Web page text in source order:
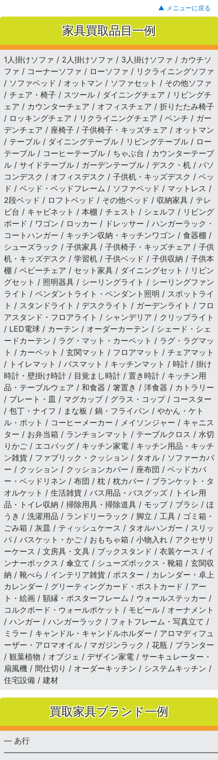
▲ メニューに戻る
家具買取品目一例
1人掛けソファ / 2人掛けソファ / 3人掛けソファ / カウチソ
ファ / コーナーソファ / ローソファ / リクライニングソファ
/ ソファベッド / オットマン / ソファセット / その他ソファ
/ チェア・椅子 / スツール / ダイニングチェア / リビングチ
ェア / カウンターチェア / オフィスチェア / 折りたたみ椅子
/ ロッキングチェア / リクライニングチェア / ベンチ / ガー
デンチェア / 座椅子 / 子供椅子・キッズチェア / オットマン
/ テーブル / ダイニングテーブル / リビングテーブル / ロー
テーブル / コーヒーテーブル / ちゃぶ台 / カウンターテーブ
ル / サイドテーブル / ガーデンテーブル / デスク・机 / パソ
コンデスク / オフィスデスク / 子供机・キッズデスク / ベッ
ド / ベッド・ベッドフレーム / ソファベッド / マットレス /
2段ベッド / ロフトベッド / その他ベッド / 収納家具 / テレ
ビ台 / キャビネット / 本棚 / チェスト / シェルフ / リビング
ボード / ワゴン / ロッカー / ドレッサー / ハンガーラック・
コートハンガー / キッチン収納・キッチンワゴン / 食器棚 /
シューズラック / 子供家具 / 子供椅子・キッズチェア / 子供
机・キッズデスク / 学習机 / 子供ベッド / 子供収納 / 子供本
棚 / ベビーチェア / セット家具 / ダイニングセット / リビン
グセット / 照明器具 / シーリングライト / シーリングファン
ライト / ペンダントライト・ペンダント照明 / スポットライ
ト / スタンドライト / デスクライト / ガーデンライト / フロ
アスタンド・フロアライト / シャンデリア / クリップライト
/ LED電球 / カーテン / オーダーカーテン / シェード・シェ
ードカーテン / ラグ・マット・カーペット / ラグ・ラグマッ
ト / カーペット / 玄関マット / フロアマット / チェアマット
/ トイレマット / バスマット / キッチンマット / 時計 / 掛け
時計・壁掛け時計 / 目覚まし時計 / 置き時計 / キッチン用
品・テーブルウェア / 和食器 / 箸置き / 洋食器 / カトラリー
/ プレート・皿 / マグカップ / グラス・コップ / コースター
/ 包丁・ナイフ / まな板 / 鍋・フライパン / やかん・ケト
ル・ポット / コーヒーメーカー / メイソンジャー / キャニス
ター / お弁当箱 / ランチョンマット / テーブルクロス / 水切
りかご / エコバッグ / キッチン家電 / キッチン用品・キッチ
ン雑貨 / ファブリック・クッション / タオル / ソファーカバ
ー / クッション / クッションカバー / 座布団 / ベッドカバ
ー・ベッドリネン / 布団 / 枕 / 枕カバー / ブランケット・タ
オルケット / 生活雑貨 / バス用品・バスグッズ / トイレ用
品・トイレ収納 / 掃除用具・掃除道具 / モップ / ブラシ / ほ
うき / 洗濯用品 / ランドリーラック / 脚立 / 工具 / ゴミ箱・
ごみ箱 / 灰皿 / ティッシュケース / タオルハンガー / スリッ
パ / バスケット・かご / おもちゃ箱 / 小物入れ / アクセサリ
ーケース / 文房具・文具 / ブックスタンド / 衣装ケース / イ
ンナーボックス / 傘立て / シューズボックス・靴箱 / 玄関収
納 / 靴べら / インテリア雑貨 / ポスター / カレンダー・卓上
カレンダー / グリーティングカード・ポストカード / アー
ト・絵画 / 額縁・ポスターフレーム / ウォールステッカー /
コルクボード・ウォールポケット / モビール / オーナメント
/ ハンガー / ハンガーラック / フォトフレーム・写真立て /
ミラー / キャンドル・キャンドルホルダー / アロマディフュ
ーザー・アロマオイル / マガジンラック / 花瓶 / プランター
/ 観葉植物 / オブジェ / デザイン家電 / サーキュレーター・
扇風機 / 間仕切り / オーダーキッチン / システムキッチン /
住宅設備 / 建材
買取家具ブランド一例
— あ行